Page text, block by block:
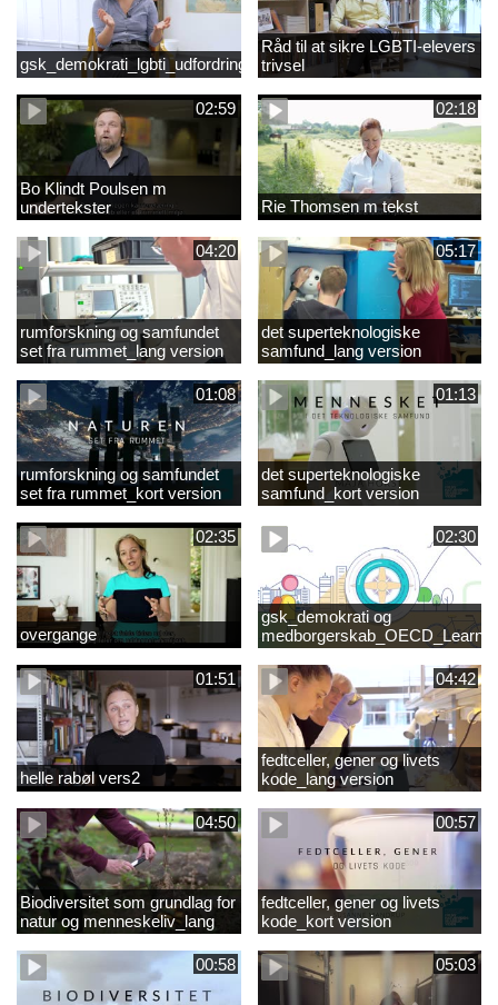
gsk_demokrati_lgbti_udfordringer
Råd til at sikre LGBTI-elevers
trivsel
02:59
Bo Klindt Poulsen m
undertekster
02:18
Rie Thomsen m tekst
04:20
rumforskning og samfundet
set fra rummet_lang version
05:17
det superteknologiske
samfund_lang version
01:08
rumforskning og samfundet
set fra rummet_kort version
01:13
det superteknologiske
samfund_kort version
02:35
overgange
02:30
gsk_demokrati og
Compass 2030
01:51
helle rabøl vers2
04:42
fedtceller, gener og livets
kode_lang version
04:50
Biodiversitet som grundlag for
natur og menneskeliv_lang
version
00:57
fedtceller, gener og livets
kode_kort version
00:58 05:03